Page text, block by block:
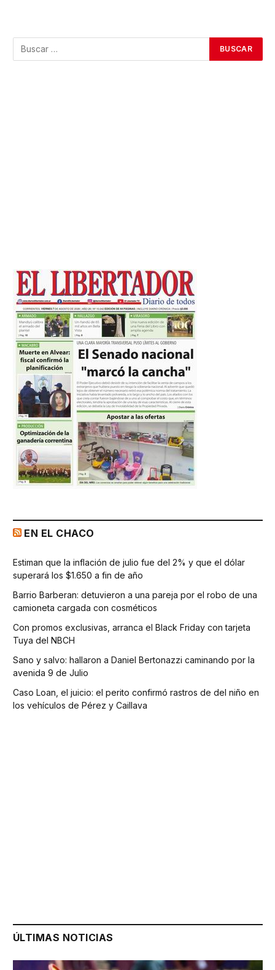
EN EL CHACO
Estiman que la inflación de julio fue del 2% y que el dólar
superará los $1.650 a fin de año
Barrio Barberan: detuvieron a una pareja por el robo de una
camioneta cargada con cosméticos
Con promos exclusivas, arranca el Black Friday con tarjeta
Tuya del NBCH
Sano y salvo: hallaron a Daniel Bertonazzi caminando por la
avenida 9 de Julio
Caso Loan, el juicio: el perito confirmó rastros de del niño en
los vehículos de Pérez y Caillava
ÚLTIMAS NOTICIAS